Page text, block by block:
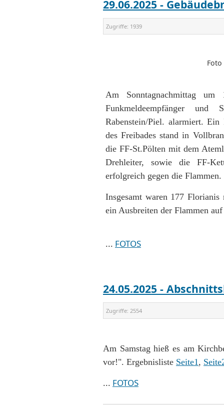
29.06.2025 -
Zugriffe: 1939
Am Sonntagnachmittag
Funkmeldeempfänger und
Rabenstein/Piel. alarmiert.
des Freibades stand in
die FF-St.Pölten mit dem
Drehleiter, sowie die FF-
erfolgreich gegen die Flammen.
Insgesamt waren 177
ein Ausbreiten der Flammen
... FOTOS
24.05.2025 -
Zugriffe: 2554
Am Samstag hieß es am
vor!". Ergebnisliste Seite1,
... FOTOS